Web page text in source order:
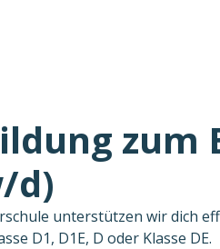
zum
d)
unterstützen wir dich
D1, D1E, D oder Klasse DE.